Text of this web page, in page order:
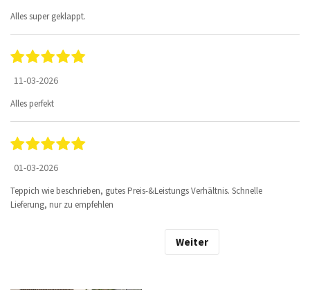
Alles super geklappt.
11-03-2026
Alles perfekt
01-03-2026
Teppich wie beschrieben, gutes Preis-&Leistungs Verhältnis. Schnelle
Lieferung, nur zu empfehlen
Weiter